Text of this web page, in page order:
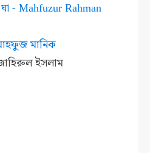
- Mahfuzur Rahman
মানিক
ইসলাম